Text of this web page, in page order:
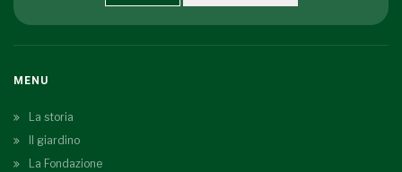
MENU
La storia
Il giardino
La Fondazione